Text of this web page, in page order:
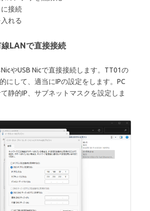
接続
れる
LANで直接接続
やUSB Nicで直接接続します。TT01の
にして、適当にIPの設定をします。PC
静的IP、サブネットマスクを設定しま